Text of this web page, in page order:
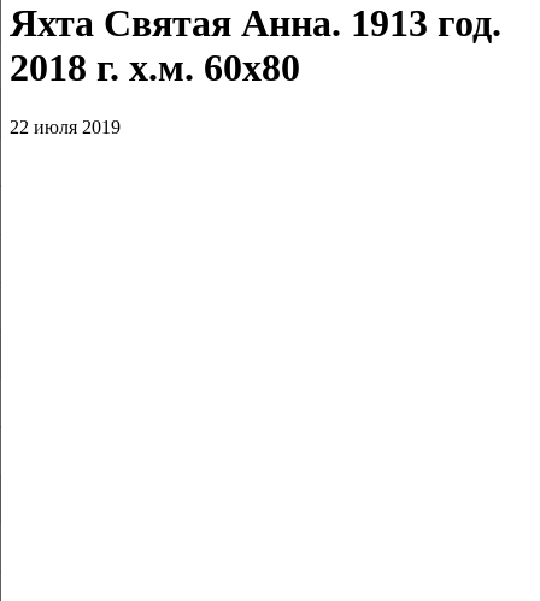
Яхта Святая Анна. 1913 год.
2018 г. х.м. 60х80
22 июля 2019